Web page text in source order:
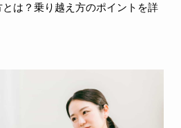
は？乗り越え方のポイントを詳